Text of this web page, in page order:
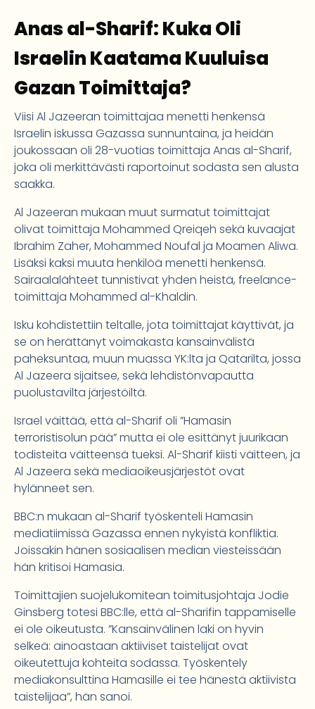
Anas al-Sharif: Kuka Oli
Israelin Kaatama Kuuluisa
Gazan Toimittaja?
Viisi Al Jazeeran toimittajaa menetti henkensä
Israelin iskussa Gazassa sunnuntaina, ja heidän
joukossaan oli 28-vuotias toimittaja Anas al-Sharif,
joka oli merkittävästi raportoinut sodasta sen alusta
saakka.
Al Jazeeran mukaan muut surmatut toimittajat
olivat toimittaja Mohammed Qreiqeh sekä kuvaajat
Ibrahim Zaher, Mohammed Noufal ja Moamen Aliwa.
Lisäksi kaksi muuta henkilöä menetti henkensä.
Sairaalalähteet tunnistivat yhden heistä, freelance-
toimittaja Mohammed al-Khaldin.
Isku kohdistettiin teltalle, jota toimittajat käyttivät, ja
se on herättänyt voimakasta kansainvälistä
paheksuntaa, muun muassa YK:lta ja Qatarilta, jossa
Al Jazeera sijaitsee, sekä lehdistönvapautta
puolustavilta järjestöiltä.
Israel väittää, että al-Sharif oli ”Hamasin
terroristisolun pää” mutta ei ole esittänyt juurikaan
todisteita väitteensä tueksi. Al-Sharif kiisti väitteen, ja
Al Jazeera sekä mediaoikeusjärjestöt ovat
hylänneet sen.
BBC:n mukaan al-Sharif työskenteli Hamasin
mediatiimissä Gazassa ennen nykyistä konfliktia.
Joissakin hänen sosiaalisen median viesteissään
hän kritisoi Hamasia.
Toimittajien suojelukomitean toimitusjohtaja Jodie
Ginsberg totesi BBC:lle, että al-Sharifin tappamiselle
ei ole oikeutusta. ”Kansainvälinen laki on hyvin
selkeä: ainoastaan aktiiviset taistelijat ovat
oikeutettuja kohteita sodassa. Työskentely
mediakonsulttina Hamasille ei tee hänestä aktiivista
taistelijaa”, hän sanoi.